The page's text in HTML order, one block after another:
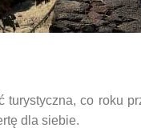
co roku
dla siebie.